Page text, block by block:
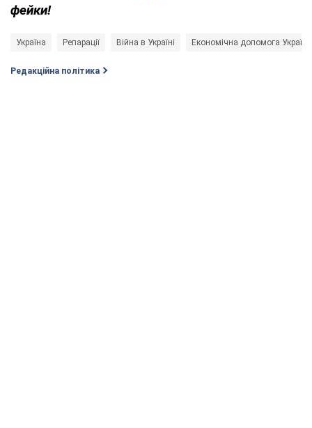
фейки!
Україна Репарації Війна в Україні Економічна допомога Україні
Редакційна політика